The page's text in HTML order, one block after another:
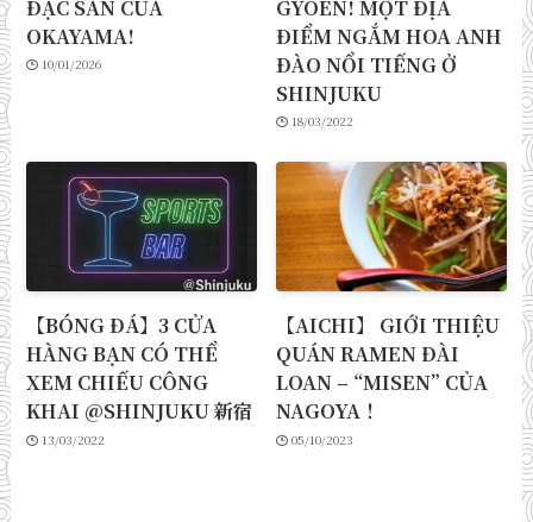
ĐẶC SẢN CỦA
OKAYAMA!
10/01/2026
GYOEN! MỘT ĐỊA
ĐIỂM NGẮM HOA ANH
ĐÀO NỔI TIẾNG Ở
SHINJUKU
18/03/2022
【BÓNG ĐÁ】3 CỬA
HÀNG BẠN CÓ THỂ
XEM CHIẾU CÔNG
KHAI @SHINJUKU 新宿
13/03/2022
【AICHI】 GIỚI THIỆU
QUÁN RAMEN ĐÀI
LOAN – “MISEN” CỦA
NAGOYA！
05/10/2023